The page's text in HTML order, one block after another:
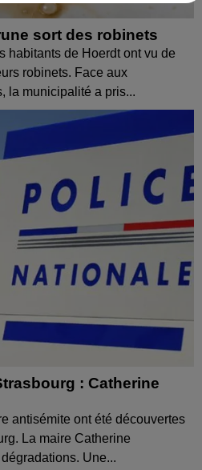
sort des robinets
habitants de Hoerdt ont vu de
robinets. Face aux
la municipalité a pris...
: Catherine
antisémite ont été découvertes
La maire Catherine
Une...